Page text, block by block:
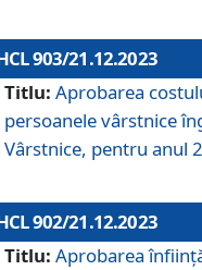
903/21.12.2023
Titlu: Aprobarea
persoanele vârstnice
Vârstnice, pentru anul
902/21.12.2023
Titlu: Aprobarea